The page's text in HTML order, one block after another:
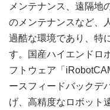
メンテナンス、遠隔地
のメンテナンスなど、
過酷な環境であり、特
す。国産ハイエンドロ
フトウェア「
ースフィードバックデ
げ、高精度なロボット